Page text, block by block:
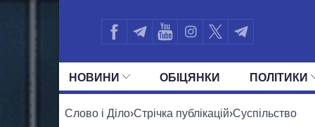
НОВИНИ ОБIЦЯНКИ ПОЛIТИКИ
УСІ ПОЛІТИКИ ПРЕЗИДЕНТ І ОФІС
Слово і Діло›Стрічка публікацій›Суспільство